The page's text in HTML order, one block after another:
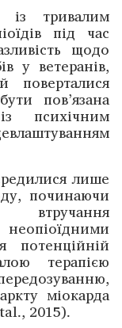
із тривалим
під час
щодо
у вете­ранів,
поверталися
пов’язана
психічним
лише
починаючи
втручання
потенційній
терапією
міокарда
2015).